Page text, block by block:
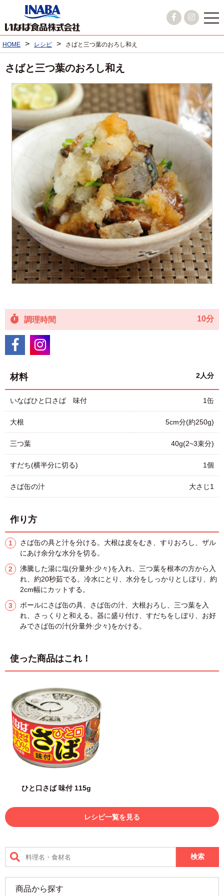
HOME > レシピ > さばと三つ葉のおろし和え
さばと三つ葉のおろし和え
調理時間 10分
材料 2人分
いなばひと口さば 味付 1缶
大根 5cm分(約250g)
三つ葉 40g(2~3束分)
すだち(横半分に切る) 1個
さば缶の汁 大さじ1
作り方
さば缶の具と汁を分ける。大根は皮をむき、すりおろし、ザル
にあけ余分な水分を切る。
沸騰した湯に塩(分量外:少々)を入れ、三つ葉を根本の方から入
れ、約20秒茹でる。冷水にとり、水分をしっかりとしぼり、約
2cm幅にカットする。
ボールにさば缶の具、さば缶の汁、大根おろし、三つ葉を入
れ、さっくりと和える。器に盛り付け、すだちをしぼり、お好
みでさば缶の汁(分量外:少々)をかける。
使った商品はこれ！
ひと口さば 味付 115g
レシピ一覧を見る
商品から探す